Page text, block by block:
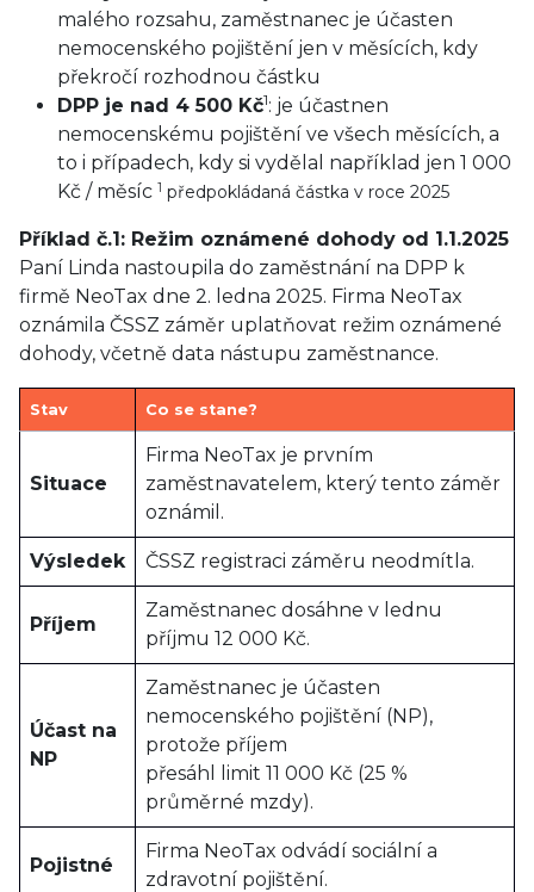
malého rozsahu, zaměstnanec je účasten
nemocenského pojištění jen v měsících, kdy
překročí rozhodnou částku
DPP je nad 4 500 Kč1: je účastnen
nemocenskému pojištění ve všech měsících, a
to i případech, kdy si vydělal například jen 1 000
Kč / měsíc 1 předpokládaná částka v roce 2025
Příklad č.1: Režim oznámené dohody od 1.1.2025
Paní Linda nastoupila do zaměstnání na DPP k
firmě NeoTax dne 2. ledna 2025. Firma NeoTax
oznámila ČSSZ záměr uplatňovat režim oznámené
dohody, včetně data nástupu zaměstnance.
Stav Co se stane?
Situace
Firma NeoTax je prvním
zaměstnavatelem, který tento záměr
oznámil.
Výsledek ČSSZ registraci záměru neodmítla.
Příjem
Zaměstnanec dosáhne v lednu
příjmu 12 000 Kč.
Účast na
NP
Zaměstnanec je účasten
nemocenského pojištění (NP),
protože příjem
přesáhl limit 11 000 Kč (25 %
průměrné mzdy).
Pojistné
Firma NeoTax odvádí sociální a
zdravotní pojištění.